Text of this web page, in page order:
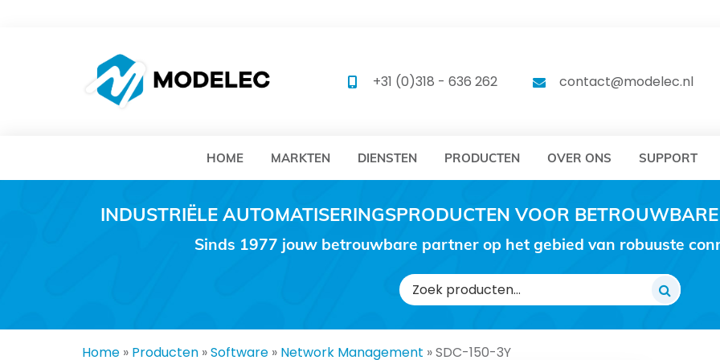
MODELEC MODELEC
+31 (0)318 - 636 262 contact@modelec.nl
HOME MARKTEN DIENSTEN PRODUCTEN OVER ONS SUPPORT
INDUSTRIËLE AUTOMATISERINGSPRODUCTEN VOOR
Sinds 1977 jouw betrouwbare partner op het gebied van robuuste
Zoeken
naar:
Home » Producten »Software » Network Management »SDC-150-3Y